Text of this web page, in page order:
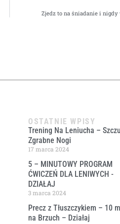
Zjedz to na śniadanie i
OSTATNIE WPISY
Trening Na Leniucha –
Zgrabne Nogi
17 marca 2024
5 – MINUTOWY PROGRAM
ĆWICZEŃ DLA LENIWYCH ​-
DZIAŁAJ
3 marca 2024
Precz z Tłuszczykiem – 10
na Brzuch – Działaj